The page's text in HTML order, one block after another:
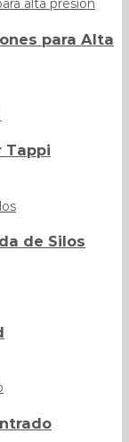
para Alta
Tappi
de Silos